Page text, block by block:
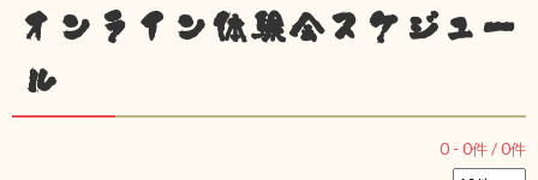
オンライン体験会スケジュー
ル
0 - 0件 /0件